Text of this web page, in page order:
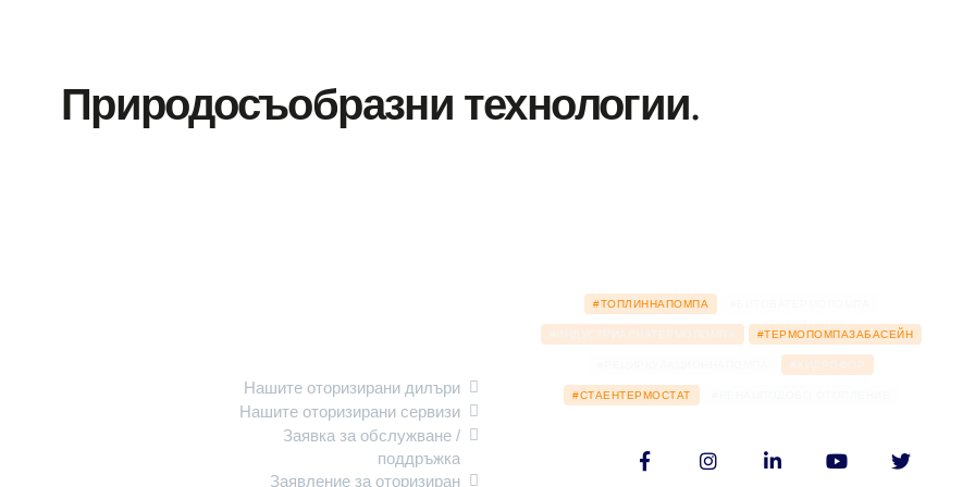
Природосъобразни технологии.
Нашите оторизирани дилъри
Нашите оторизирани сервизи
Заявка за обслужване /
поддръжка
Заявление за оторизиран
#ТОПЛИННАПОМПА
#ИНДУСТРИАЛНАТЕРМОПОМПА #ТЕРМОПОМПАЗАБАСЕЙН
#ХИДРОФОР
#СТАЕНТЕРМОСТАТ